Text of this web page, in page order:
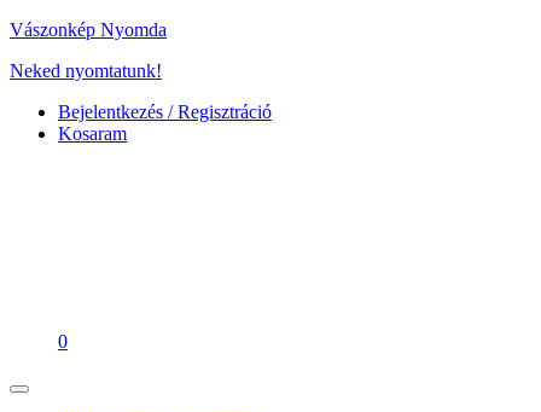
Vászonkép Nyomda
Neked nyomtatunk!
Bejelentkezés / Regisztráció
Kosaram
0